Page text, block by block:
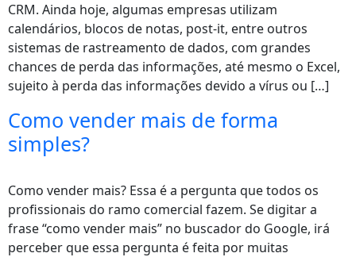
CRM. Ainda hoje, algumas empresas utilizam
calendários, blocos de notas, post-it, entre outros
sistemas de rastreamento de dados, com grandes
chances de perda das informações, até mesmo o Excel,
sujeito à perda das informações devido a vírus ou […]
Como vender mais de forma
simples?
Como vender mais? Essa é a pergunta que todos os
profissionais do ramo comercial fazem. Se digitar a
frase “como vender mais” no buscador do Google, irá
perceber que essa pergunta é feita por muitas